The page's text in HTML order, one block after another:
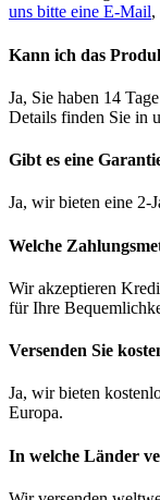
uns bitte eine E-Mail,
Kann ich das
Ja, Sie haben 14
Details finden Sie in
Gibt es eine
Ja, wir bieten eine 2-
Welche
Wir akzeptieren
für Ihre
Versenden Sie
Ja, wir bieten
Europa.
In welche Länder